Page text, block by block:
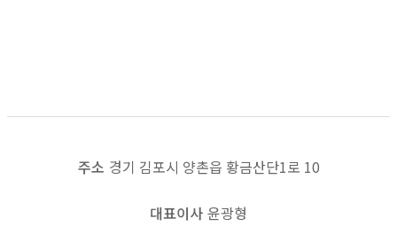
주소 경기 김포시 양촌읍 황금산단1로 10
대표이사 윤광형